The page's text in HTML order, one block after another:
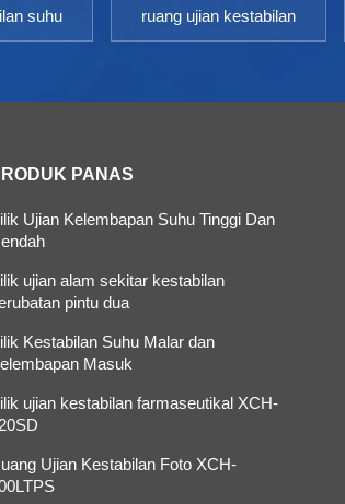
suhu ruang ujian kestabilan
PANAS
Ujian Kelembapan Suhu Tinggi Dan
ujian alam sekitar kestabilan
pintu dua
Kestabilan Suhu Malar dan
Masuk
ujian kestabilan farmaseutikal XCH-
Ujian Kestabilan Foto XCH-